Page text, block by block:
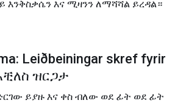
እንቅስቃሴን እና ሚዛንን ለማሻሻል ይረዳል።
Leiðbeiningar skref fyrir
ዝርጋታ
ይያዙ እና ቀስ ብለው ወደ ፊት ወደ ፊት